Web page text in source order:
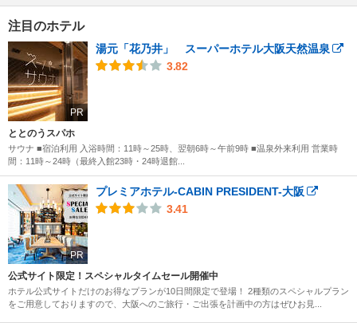
注目のホテル
PR
湯元「花乃井」 スーパーホテル大阪天然温泉
3.82
ととのうスパホ
サウナ ■宿泊利用 入浴時間：11時～25時、翌朝6時～午前9時 ■温泉外来利用 営業時
間：11時～24時（最終入館23時・24時退館...
PR
プレミアホテル-CABIN PRESIDENT-大阪
3.41
公式サイト限定！スペシャルタイムセール開催中
ホテル公式サイトだけのお得なプランが10日間限定で登場！ 2種類のスペシャルプラン
をご用意しておりますので、大阪へのご旅行・ご出張を計画中の方はぜひお見...